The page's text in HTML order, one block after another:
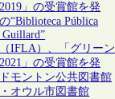
」の受賞館を発
“Biblioteca Pública
IFLA）、「グリーン
」の受賞館を発
モントン公共図書館
オウル市図書館